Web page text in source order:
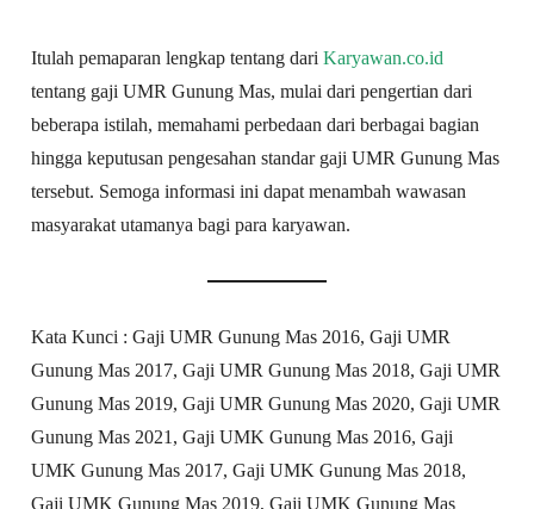
Itulah pemaparan lengkap tentang dariKaryawan.co.id
tentang gaji UMR Gunung Mas, mulai dari pengertian dari
beberapa istilah, memahami perbedaan dari berbagai bagian
hingga keputusan pengesahan standar gaji UMR Gunung Mas
tersebut. Semoga informasi ini dapat menambah wawasan
masyarakat utamanya bagi para karyawan.
Kata Kunci : Gaji UMR Gunung Mas 2016, Gaji UMR
Gunung Mas 2017, Gaji UMR Gunung Mas 2018, Gaji UMR
Gunung Mas 2019, Gaji UMR Gunung Mas 2020, Gaji UMR
Gunung Mas 2021, Gaji UMK Gunung Mas 2016, Gaji
UMK Gunung Mas 2017, Gaji UMK Gunung Mas 2018,
Gaji UMK Gunung Mas 2019, Gaji UMK Gunung Mas